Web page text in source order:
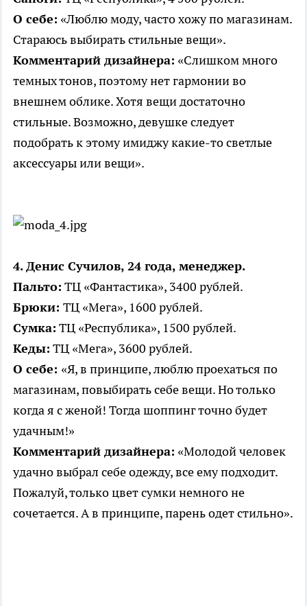
О себе: «Люблю моду, часто хожу по магазинам.
Стараюсь выбирать стильные вещи».
Комментарий дизайнера: «Слишком много
темных тонов, поэтому нет гармонии во
внешнем облике. Хотя вещи достаточно
стильные. Возможно, девушке следует
подобрать к этому имиджу какие-то светлые
аксессуары или вещи».
4. Денис Сучилов, 24 года, менеджер.
Пальто: ТЦ «Фантастика», 3400 рублей.
Брюки: ТЦ «Мега», 1600 рублей.
Сумка: ТЦ «Республика», 1500 рублей.
Кеды: ТЦ «Мега», 3600 рублей.
О себе: «Я, в принципе, люблю проехаться по
магазинам, повыбирать себе вещи. Но только
когда я с женой! Тогда шоппинг точно будет
удачным!»
Комментарий дизайнера: «Молодой человек
удачно выбрал себе одежду, все ему подходит.
Пожалуй, только цвет сумки немного не
сочетается. А в принципе, парень одет стильно».